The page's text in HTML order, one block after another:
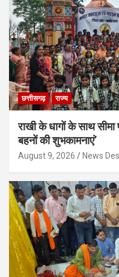
छत्तीसगढ़ राज्य
राखी के धागों के साथ
बहनों की शुभकामनाएं’
August 9, 2026 News